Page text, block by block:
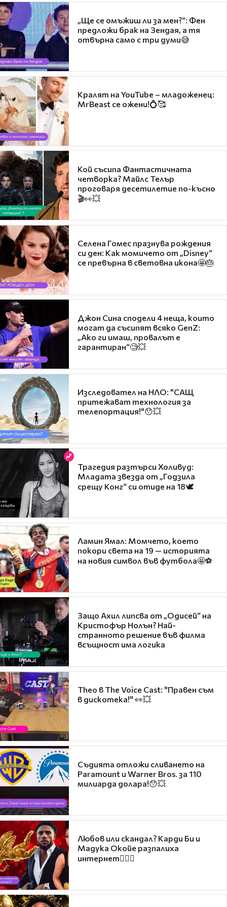
„Ще се омъжиш ли за мен?“: Фен
предложи брак на Зендая, а тя
отвърна само с три думи😅
Кралят на YouTube – младоженец:
MrBeast се ожени!💍🥰
Кой съсипа Фантастичната
четворка? Майлс Телър
проговаря десетилетие по-късно
🎬👀💥
Селена Гомес празнува рождения
си ден: Как момичето от „Disney“
се превърна в световна икона🤩🎂
Джон Сина сподели 4 неща, които
могат да съсипят всяко GenZ:
„Ако ги имаш, провалът е
гарантиран“🧐💥
Изследовател на НЛО: "САЩ
притежават технология за
телепортация!"😯💥
Трагедия разтърси Холивуд:
Младата звезда от „Годзила
срещу Конг“ си отиде на 18🕊️
Ламин Ямал: Момчето, което
покори света на 19 — историята
на новия символ във футбола🤩⚽
Защо Ахил липсва от „Одисей“ на
Кристофър Нолън? Най-
странното решение във филма
всъщност има логика
Theo в The Voice Cast: "Правен съм
в дискотека!" 👀💥
Съдията отложи сливането на
Paramount и Warner Bros. за 110
милиарда долара!😯💥
Любов или скандал? Карди Би и
Мадука Окойе разпалиха
интернет❤️‍🔥🔥